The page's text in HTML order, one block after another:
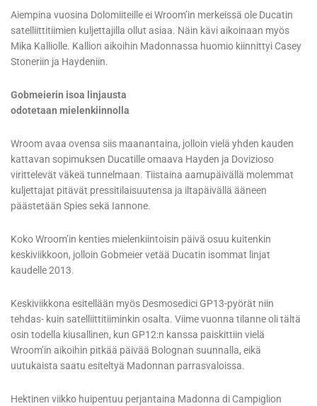
Aiempina vuosina Dolomiiteille ei Wroom’in merkeissä ole Ducatin
satelliittitiimien kuljettajilla ollut asiaa. Näin kävi aikoinaan myös
Mika Kalliolle. Kallion aikoihin Madonnassa huomio kiinnittyi Casey
Stoneriin ja Haydeniin.
Gobmeierin isoa linjausta
odotetaan mielenkiinnolla
Wroom avaa ovensa siis maanantaina, jolloin vielä yhden kauden
kattavan sopimuksen Ducatille omaava Hayden ja Dovizioso
virittelevät väkeä tunnelmaan. Tiistaina aamupäivällä molemmat
kuljettajat pitävät pressitilaisuutensa ja iltapäivällä ääneen
päästetään Spies sekä Iannone.
Koko Wroom’in kenties mielenkiintoisin päivä osuu kuitenkin
keskiviikkoon, jolloin Gobmeier vetää Ducatin isommat linjat
kaudelle 2013.
Keskiviikkona esitellään myös Desmosedici GP13-pyörät niin
tehdas- kuin satelliittitiiminkin osalta. Viime vuonna tilanne oli tältä
osin todella kiusallinen, kun GP12:n kanssa paiskittiin vielä
Wroom’in aikoihin pitkää päivää Bolognan suunnalla, eikä
uutukaista saatu esiteltyä Madonnan parrasvaloissa.
Hektinen viikko huipentuu perjantaina Madonna di Campiglion